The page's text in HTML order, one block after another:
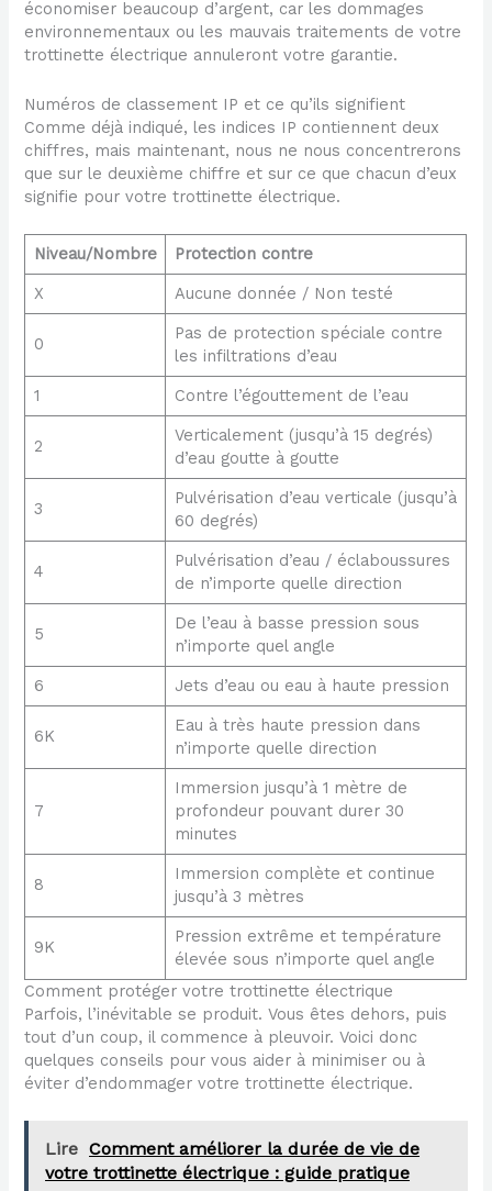
économiser beaucoup d’argent, car les dommages
environnementaux ou les mauvais traitements de votre
trottinette électrique annuleront votre garantie.
Numéros de classement IP et ce qu’ils signifient
Comme déjà indiqué, les indices IP contiennent deux
chiffres, mais maintenant, nous ne nous concentrerons
que sur le deuxième chiffre et sur ce que chacun d’eux
signifie pour votre trottinette électrique.
Niveau/Nombre
Protection contre
X
Aucune donnée / Non testé
0
Pas de protection spéciale contre
les infiltrations d’eau
1
Contre l’égouttement de l’eau
2
Verticalement (jusqu’à 15 degrés)
d’eau goutte à goutte
3
Pulvérisation d’eau verticale (jusqu’à
60 degrés)
4
Pulvérisation d’eau / éclaboussures
de n’importe quelle direction
5
De l’eau à basse pression sous
n’importe quel angle
6
Jets d’eau ou eau à haute pression
6K
Eau à très haute pression dans
n’importe quelle direction
7
Immersion jusqu’à 1 mètre de
profondeur pouvant durer 30
minutes
8
Immersion complète et continue
jusqu’à 3 mètres
9K
Pression extrême et température
élevée sous n’importe quel angle
Comment protéger votre trottinette électrique
Parfois, l’inévitable se produit. Vous êtes dehors, puis
tout d’un coup, il commence à pleuvoir. Voici donc
quelques conseils pour vous aider à minimiser ou à
éviter d’endommager votre trottinette électrique.
Lire Comment améliorer la durée de vie de
votre trottinette électrique : guide pratique